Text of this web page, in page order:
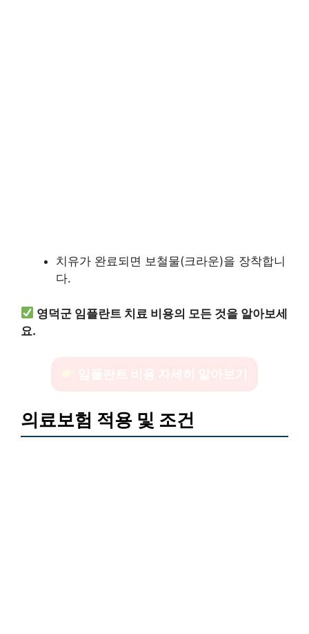
치유가 완료되면 보철물(크라운)을 장착합니
다.
영덕군 임플란트 치료 비용의 모든 것을 알아보세
요.
의료보험 적용 및 조건